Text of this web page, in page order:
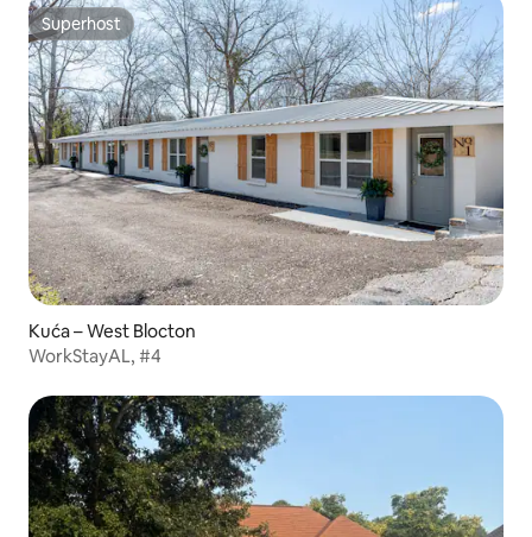
Superhost
Superhost
Kuća – West Blocton
WorkStayAL, #4